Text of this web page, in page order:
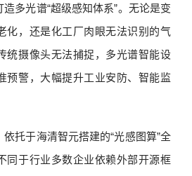
多光谱“超级感知体系”。无论是变
化，还是化工厂肉眼无法识别的气
统摄像头无法捕捉，多光谱智能设
预警，大幅提升工业安防、智能监
托于海清智元搭建的“光感图算”全
同于行业多数企业依赖外部开源框